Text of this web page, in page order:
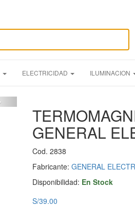
ELECTRICIDAD ILUMINACION
GENERAL
Cod. 2838
Fabricante: GENERAL
Disponibilidad: En Stock
S/39.00